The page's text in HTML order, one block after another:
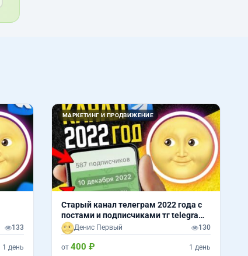
133
1 день
МАРКЕТИНГ И ПРОДВИЖЕНИЕ
Старый канал телеграм 2022 года с
постами и подписчиками тг telegram
tg
Денис Первый 130
от 400 ₽ 1 день